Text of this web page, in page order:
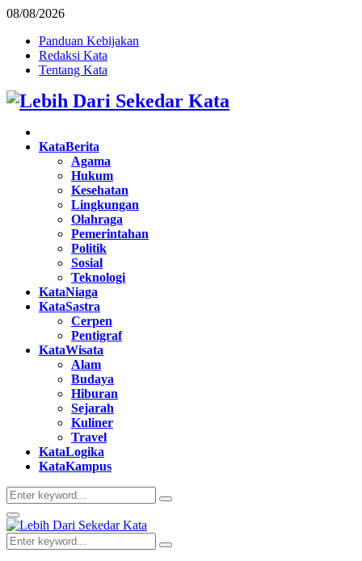
08/08/2026
Panduan Kebijakan
Redaksi Kata
Tentang Kata
Facebook
Twitter
Instagram
Pinterest
Youtube
KataBerita
Agama
Hukum
Kesehatan
Lingkungan
Olahraga
Pemerintahan
Politik
Sosial
Teknologi
KataNiaga
KataSastra
Cerpen
Pentigraf
KataWisata
Alam
Budaya
Hiburan
Sejarah
Kuliner
Travel
KataLogika
KataKampus
Search
for:
Search
Primary
Menu
Search
for:
Search